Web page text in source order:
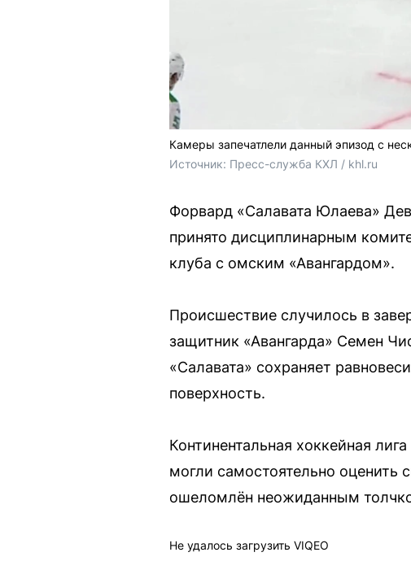
Камеры запечатлели данный эпизод с
Источник: Пресс-служба КХЛ / khl.ru
Форвард «Салавата Юлаева»
принято дисциплинарным
клуба с омским «Авангардом».
Происшествие случилось в
защитник «Авангарда» Семен
«Салавата» сохраняет
поверхность.
Континентальная хоккейная
могли самостоятельно оценить
ошеломлён неожиданным
Не удалось загрузить VIQEO